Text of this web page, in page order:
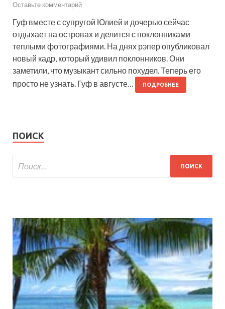
Оставьте комментарий
Гуф вместе с супругой Юлией и дочерью сейчас
отдыхает на островах и делится с поклонниками
теплыми фотографиями. На днях рэпер опубликовал
новый кадр, который удивил поклонников. Они
заметили, что музыкант сильно похудел. Теперь его
просто не узнать. Гуф в августе…
ПОДРОБНЕЕ
ПОИСК